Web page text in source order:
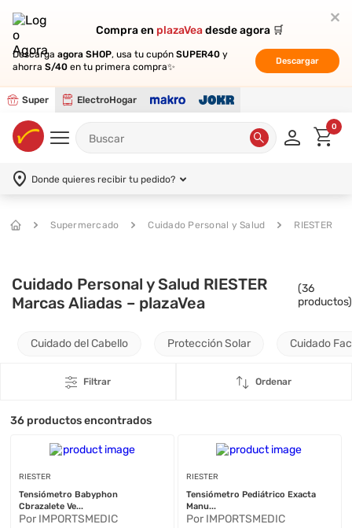
Compra en plazaVeadesde agora 🛒
Descarga agora SHOP, usa tu cupón SUPER40 y
ahorra S/40 en tu primera compra✨
Descargar
Super ElectroHogar
Compra en plazaVeadesde agora 🛒
Descarga agora SHOP, usa tu cupón SUPER40 y
ahorra S/40 en tu primera compra✨
Descargar
0
Donde quieres recibir tu pedido?
Supermercado Cuidado Personal y Salud RIESTER
Cuidado Personal y Salud RIESTER
Marcas Aliadas – plazaVea
(36
productos)
Cuidado del Cabello Protección Solar Cuidado
Filtrar Ordenar
36 productos encontrados
RIESTER
Tensiómetro Babyphon
Cbrazalete Ve...
Por IMPORTSMEDIC
RIESTER
Tensiómetro Pediátrico Exacta
Manu...
Por IMPORTSMEDIC